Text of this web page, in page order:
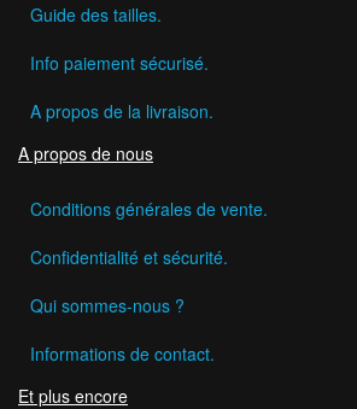
Guide des tailles.
Info paiement sécurisé.
A propos de la livraison.
A propos de nous
Conditions générales de vente.
Confidentialité et sécurité.
Qui sommes-nous ?
Informations de contact.
Et plus encore